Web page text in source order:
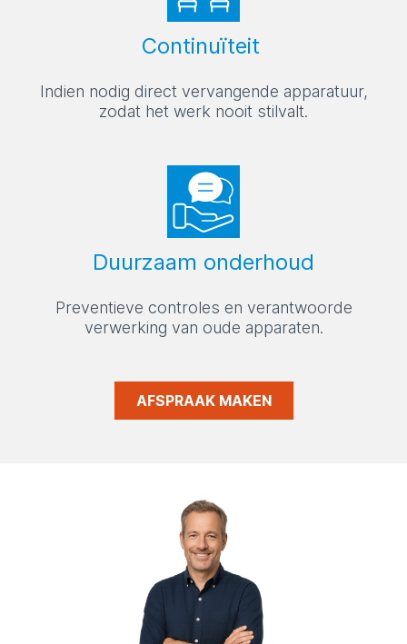
Continuïteit
Indien nodig direct vervangende apparatuur,
zodat het werk nooit stilvalt.
Duurzaam onderhoud
Preventieve controles en verantwoorde
verwerking van oude apparaten.
AFSPRAAK MAKEN